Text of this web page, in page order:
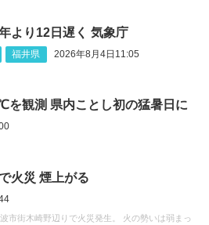
より12日遅く 気象庁
福井県 2026年8月4日11:05
を観測 県内ことし初の猛暑日に
火災 煙上がる
市街木崎野辺りで火災発生。 火の勢いは弱まっ